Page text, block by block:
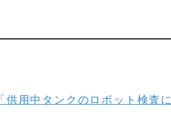
「供用中タンクのロボット検査に